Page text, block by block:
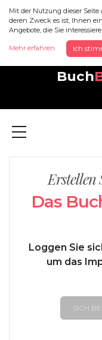
Mit der Nutzung dieser Seite
deren Zweck es ist, Ihnen
Angebote, die Sie
Mehr erfahren Ich
Buch
Menü
Erstellen
Das
Loggen Sie
um das
SICH